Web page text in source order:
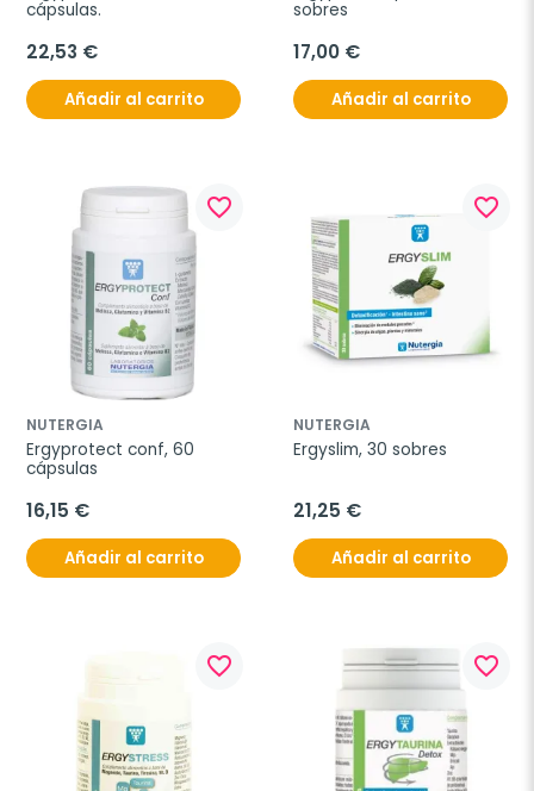
cápsulas.
22,53 €
Añadir al carrito
sobres
17,00 €
Añadir al carrito
favorite_border
NUTERGIA
Ergyprotect conf, 60
cápsulas
16,15 €
Añadir al carrito
favorite_border
NUTERGIA
Ergyslim, 30 sobres
21,25 €
Añadir al carrito
favorite_border favorite_border